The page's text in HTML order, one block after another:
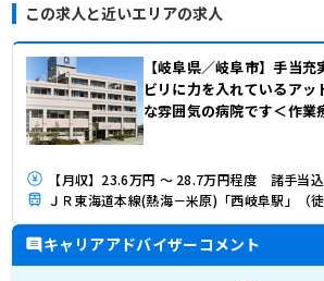
この求人と近いエリアの求人
【岐阜県／岐阜市】手当
ビリに力を入れているアッ
な雰囲気の病院です＜作業
【月収】23.6万円 ～ 28.7万円程度 諸手当
キャリアアドバイザーコメント